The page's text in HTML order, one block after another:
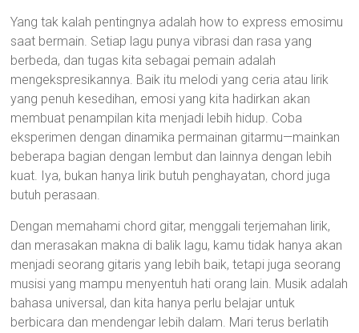
Yang tak kalah pentingnya adalah how to express emosimu
saat bermain. Setiap lagu punya vibrasi dan rasa yang
berbeda, dan tugas kita sebagai pemain adalah
mengekspresikannya. Baik itu melodi yang ceria atau lirik
yang penuh kesedihan, emosi yang kita hadirkan akan
membuat penampilan kita menjadi lebih hidup. Coba
eksperimen dengan dinamika permainan gitarmu—mainkan
beberapa bagian dengan lembut dan lainnya dengan lebih
kuat. Iya, bukan hanya lirik butuh penghayatan, chord juga
butuh perasaan.
Dengan memahami chord gitar, menggali terjemahan lirik,
dan merasakan makna di balik lagu, kamu tidak hanya akan
menjadi seorang gitaris yang lebih baik, tetapi juga seorang
musisi yang mampu menyentuh hati orang lain. Musik adalah
bahasa universal, dan kita hanya perlu belajar untuk
berbicara dan mendengar lebih dalam. Mari terus berlatih